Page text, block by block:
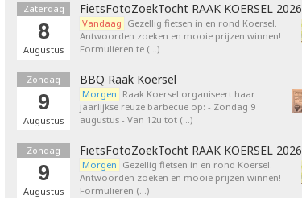
Zaterdag
8
Augustus
FietsFotoZoekTocht RAAK KOERSEL 2026
Vandaag Gezellig fietsen in en rond Koersel.
Antwoorden zoeken en mooie prijzen winnen!
Formulieren te (…)
Zondag
9
Augustus
BBQ Raak Koersel
Morgen Raak Koersel organiseert haar
jaarlijkse reuze barbecue op: - Zondag 9
augustus - Van 12u tot (…)
Zondag
9
Augustus
FietsFotoZoekTocht RAAK KOERSEL 2026
Morgen Gezellig fietsen in en rond Koersel.
Antwoorden zoeken en mooie prijzen winnen!
Formulieren (…)